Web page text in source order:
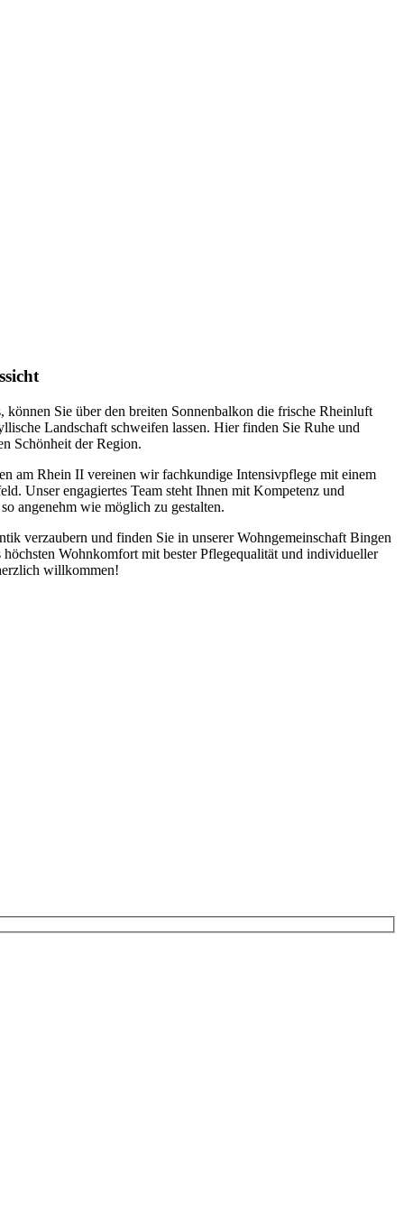
können Sie über den breiten Sonnenbalkon die frische Rheinluft
Landschaft schweifen lassen. Hier finden Sie Ruhe und
Schönheit der Region.
am Rhein II vereinen wir fachkundige Intensivpflege mit einem
Unser engagiertes Team steht Ihnen mit Kompetenz und
angenehm wie möglich zu gestalten.
verzaubern und finden Sie in unserer Wohngemeinschaft Bingen
höchsten Wohnkomfort mit bester Pflegequalität und individueller
willkommen!